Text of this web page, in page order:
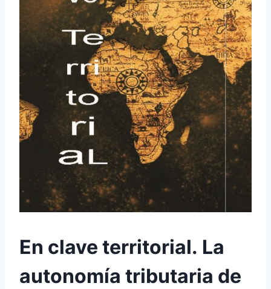
En clave territorial. La
autonomía tributaria de